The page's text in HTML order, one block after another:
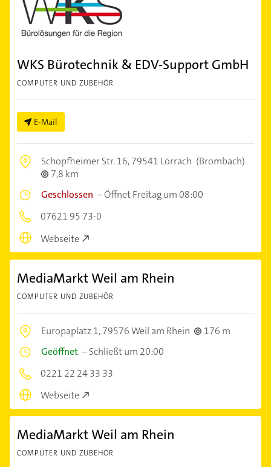
WKS Bürotechnik & EDV-Support GmbH
COMPUTER UND ZUBEHÖR
E-Mail
Schopfheimer Str. 16,79541 Lörrach (Brombach)
7,8 km
Geschlossen –Öffnet Freitag um 08:00
07621 95 73-0
Webseite
MediaMarkt Weil am Rhein
COMPUTER UND ZUBEHÖR
Europaplatz 1,79576 Weil am Rhein
176 m
Geöffnet –Schließt um 20:00
0221 22 24 33 33
Webseite
MediaMarkt Weil am Rhein
COMPUTER UND ZUBEHÖR